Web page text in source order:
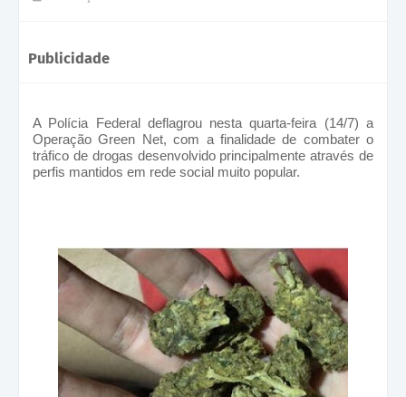
Publicidade
A Polícia Federal deflagrou nesta quarta-feira (14/7) a
Operação Green Net, com a finalidade de combater o
tráfico de drogas desenvolvido principalmente através de
perfis mantidos em rede social muito popular.